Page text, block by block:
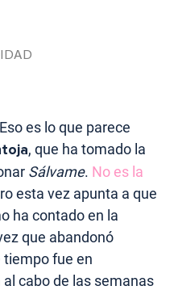
es lo que parece
, que ha tomado la
Sálvame. No es la
esta vez apunta a que
ha contado en la
que abandonó
tiempo fue en
cabo de las semanas